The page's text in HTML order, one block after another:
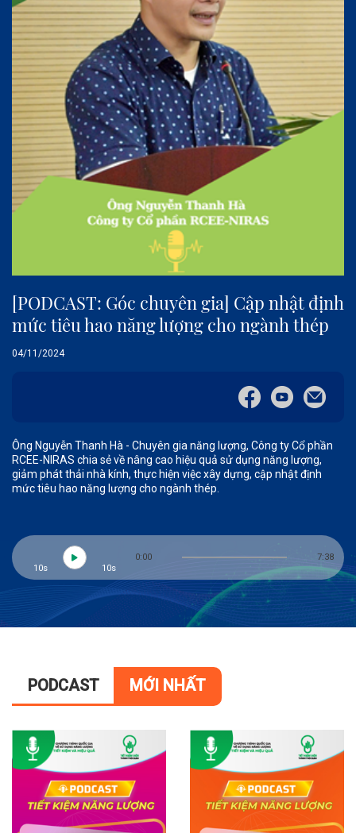
[PODCAST: Góc chuyên gia] Cập nhật định
mức tiêu hao năng lượng cho ngành thép
04/11/2024
Ông Nguyễn Thanh Hà - Chuyên gia năng lượng, Công ty Cổ phần
RCEE-NIRAS chia sẻ về nâng cao hiệu quả sử dụng năng lượng,
giảm phát thải nhà kính, thực hiện việc xây dựng, cập nhật định
mức tiêu hao năng lượng cho ngành thép.
10s 10s
0:00 7:38
PODCAST MỚI NHẤT